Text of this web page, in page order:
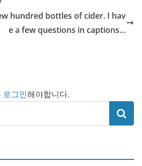
hundred bottles of cider. I hav
e a few questions in captions…
로그인해야합니다.